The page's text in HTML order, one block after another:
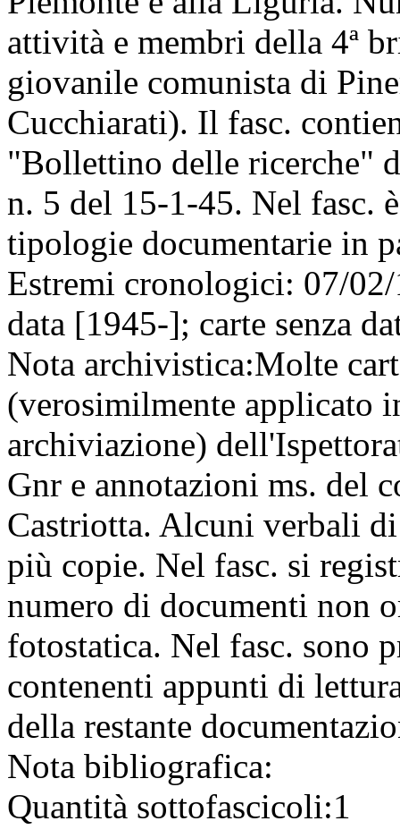
attività e membri della 4ª
giovanile comunista di
Cucchiarati). Il fasc.
"Bollettino delle ricerche"
n. 5 del 15-1-45. Nel fasc.
tipologie documentarie in
Estremi cronologici: 07/
data [1945-]; carte senza
Nota archivistica:Molte
(verosimilmente applicato
archiviazione)
Gnr e annotazioni ms. del
Castriotta. Alcuni verbali
più copie. Nel fasc. si
numero di documenti non
fotostatica. Nel fasc. sono
contenenti appunti di
della restante
Nota bibliografica:
Quantità sottofascicoli:1